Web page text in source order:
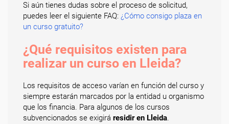
Si aún tienes dudas sobre el proceso de solicitud,
puedes leer el siguiente FAQ: ¿Cómo consigo plaza en
un curso gratuito?
¿Qué requisitos existen para
realizar un curso en Lleida?
Los requisitos de acceso varían en función del curso y
siempre estarán marcados por la entidad u organismo
que los financia. Para algunos de los cursos
subvencionados se exigirá residir en Lleida.